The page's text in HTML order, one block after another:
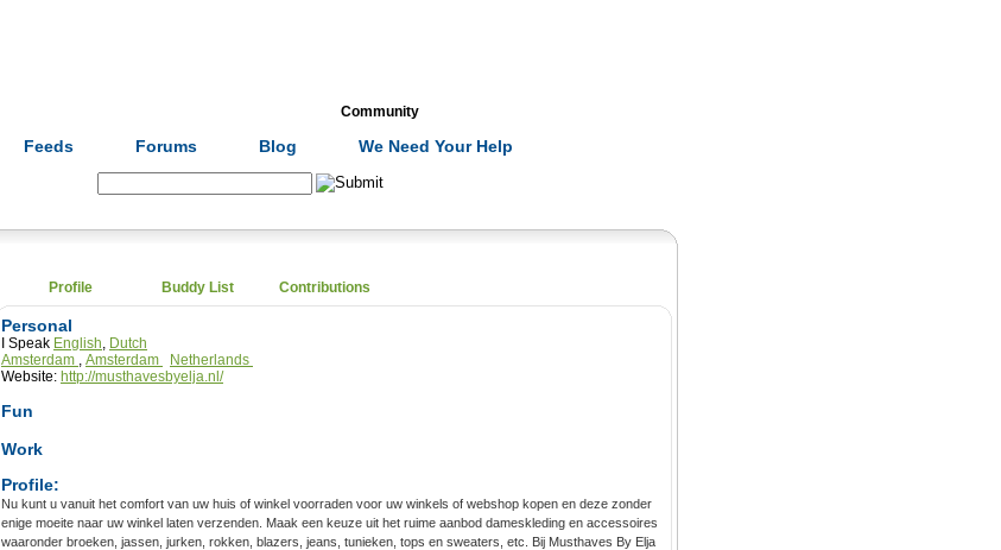
Community
Feeds Forums Blog We Need Your Help
Profile Buddy List Contributions
Personal
I Speak English, Dutch
Amsterdam , Amsterdam
Netherlands
Website: http://musthavesbyelja.nl/
Fun
Work
Profile:
Nu kunt u vanuit het comfort van uw huis of winkel voorraden voor uw winkels of webshop kopen en deze zonder
enige moeite naar uw winkel laten verzenden. Maak een keuze uit het ruime aanbod dameskleding en accessoires
waaronder broeken, jassen, jurken, rokken, blazers, jeans, tunieken, tops en sweaters, etc. Bij Musthaves By Elja